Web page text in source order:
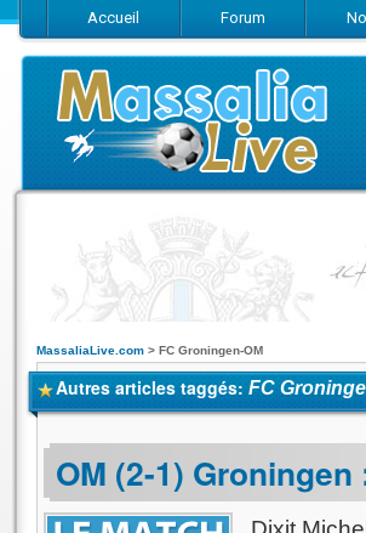
Accueil Forum
MassaliaLive.com > FC Groningen-OM
Autres articles taggés: FC
OM (2-1)